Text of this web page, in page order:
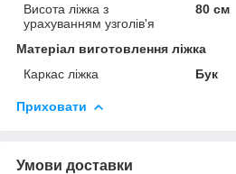
Висота ліжка з
урахуванням узголів'я
80 см
Матеріал виготовлення ліжка
Каркас ліжка
Бук
Приховати
Умови доставки